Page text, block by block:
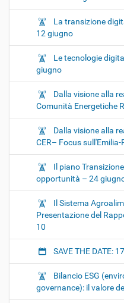
La transizione
12 giugno
Le tecnologie
giugno
Dalla visione alla
Comunità Energetiche
Dalla visione alla
CER– Focus
Il piano
opportunità – 24
Il Sistema
Presentazione del
10
SAVE THE DATE:
Bilancio ESG
governance): il valore